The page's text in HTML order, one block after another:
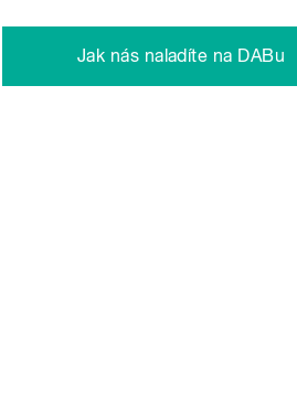
Jak nás naladíte na DABu